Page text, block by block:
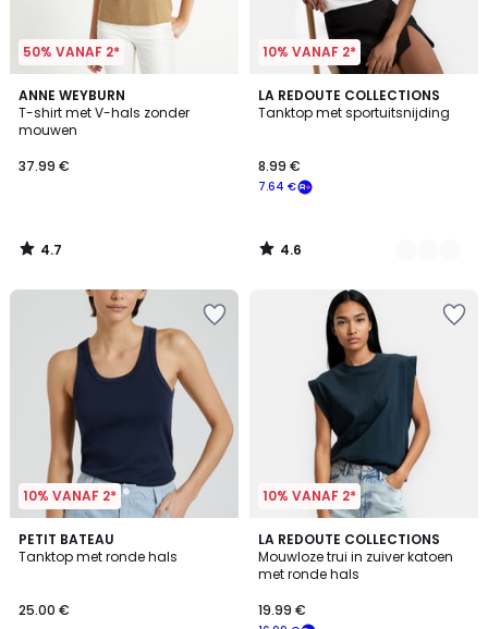
50% VANAF 2*
ANNE WEYBURN
T-shirt met V-hals zonder
mouwen
37.99 €
4.7
/ 5
4.7
/
10% VANAF 2*
LA REDOUTE COLLECTIONS
Tanktop met sportuitsnijding
7.64 €
8.99 €
4.6
/ 5
2
Kleuren
4.6
/
10% VANAF 2*
PETIT BATEAU
Tanktop met ronde hals
25.00 €
4.1
/ 5
2
Kleuren
10% VANAF 2*
LA REDOUTE COLLECTIONS
Mouwloze trui in zuiver katoen
met ronde hals
19.99 €
4.4
/ 5